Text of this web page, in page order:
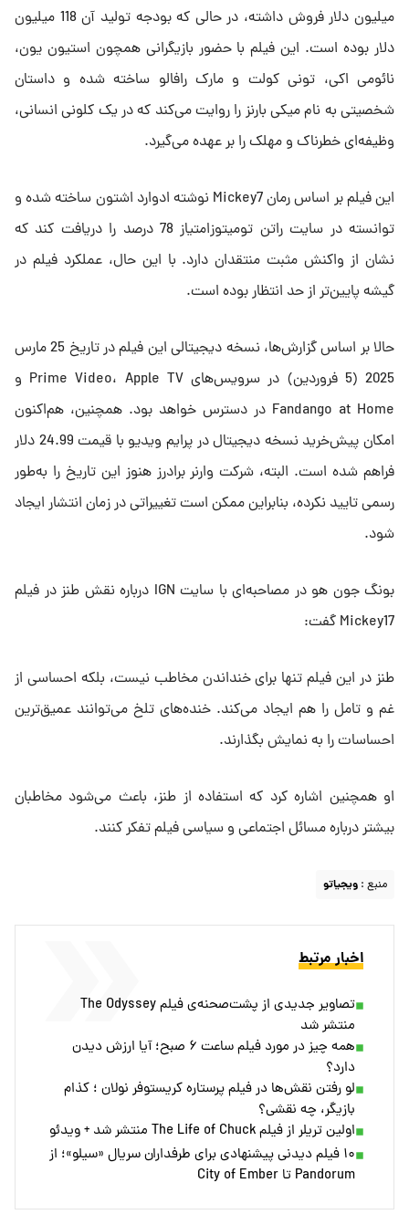
میلیون دلار فروش داشته، در حالی که بودجه تولید آن 118 میلیون
دلار بوده است. این فیلم با حضور بازیگرانی همچون استیون یون،
نائومی اکی، تونی کولت و مارک رافالو ساخته شده و داستان
شخصیتی به نام میکی بارنز را روایت می‌کند که در یک کلونی انسانی،
وظیفه‌ای خطرناک و مهلک را بر عهده می‌گیرد.
این فیلم بر اساس رمان Mickey7 نوشته ادوارد اشتون ساخته شده و
توانسته در سایت راتن تومیتوزامتیاز 78 درصد را دریافت کند که
نشان از واکنش مثبت منتقدان دارد. با این حال، عملکرد فیلم در
گیشه پایین‌تر از حد انتظار بوده است.
حالا بر اساس گزارش‌ها، نسخه دیجیتالی این فیلم در تاریخ 25 مارس
2025 (5 فروردین) در سرویس‌های Prime Video، Apple TV و
Fandango at Home در دسترس خواهد بود. همچنین، هم‌اکنون
امکان پیش‌خرید نسخه دیجیتال در پرایم ویدیو با قیمت 24.99 دلار
فراهم شده است. البته، شرکت وارنر برادرز هنوز این تاریخ را به‌طور
رسمی تایید نکرده، بنابراین ممکن است تغییراتی در زمان انتشار ایجاد
شود.
بونگ جون هو در مصاحبه‌ای با سایت IGN درباره نقش طنز در فیلم
Mickey17 گفت:
طنز در این فیلم تنها برای خنداندن مخاطب نیست، بلکه احساسی از
غم و تامل را هم ایجاد می‌کند. خنده‌های تلخ می‌توانند عمیق‌ترین
احساسات را به نمایش بگذارند.
او همچنین اشاره کرد که استفاده از طنز، باعث می‌شود مخاطبان
بیشتر درباره مسائل اجتماعی و سیاسی فیلم تفکر کنند.
منبع : ویجیاتو
اخبار مرتبط
تصاویر جدیدی از پشت‌صحنه‌ی فیلم The Odyssey
منتشر شد
همه چیز در مورد فیلم ساعت ۶ صبح؛ آیا ارزش دیدن
دارد؟
لو رفتن نقش‌ها در فیلم پرستاره کریستوفر نولان ؛ کذام
بازیگر، چه نقشی؟
اولین تریلر از فیلم The Life of Chuck منتشر شد + ویدئو
۱۰ فیلم دیدنی پیشنهادی برای طرفداران سریال «سیلو»؛ از
Pandorum تا City of Ember